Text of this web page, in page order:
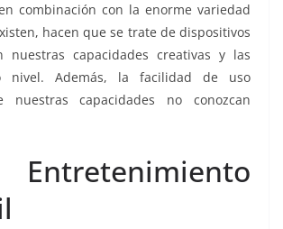
combinación con la enorme variedad
hacen que se trate de dispositivos
nuestras capacidades creativas y las
nivel. Además, la facilidad de uso
nuestras capacidades no conozcan